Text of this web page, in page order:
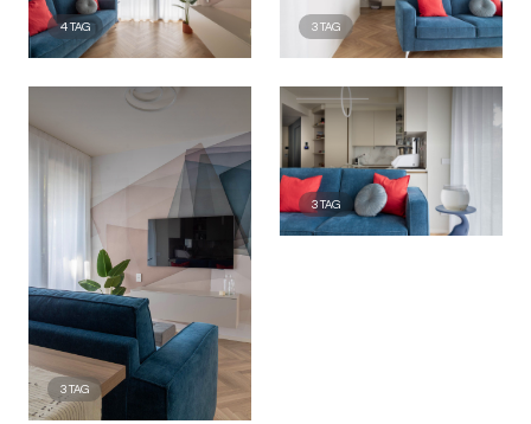
4TAG
3TAG
3TAG
3TAG